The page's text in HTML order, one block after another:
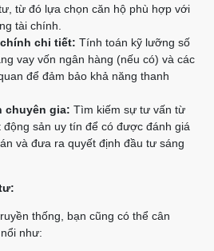
từ đó lựa chọn căn hộ phù hợp với
tài chính.
chi tiết: Tính toán kỹ lưỡng số
vay vốn ngân hàng (nếu có) và các
để đảm bảo khả năng thanh
chuyên gia: Tìm kiếm sự tư vấn từ
động sản uy tín để có được đánh giá
và đưa ra quyết định đầu tư sáng
thống, bạn cũng có thể cân
như: